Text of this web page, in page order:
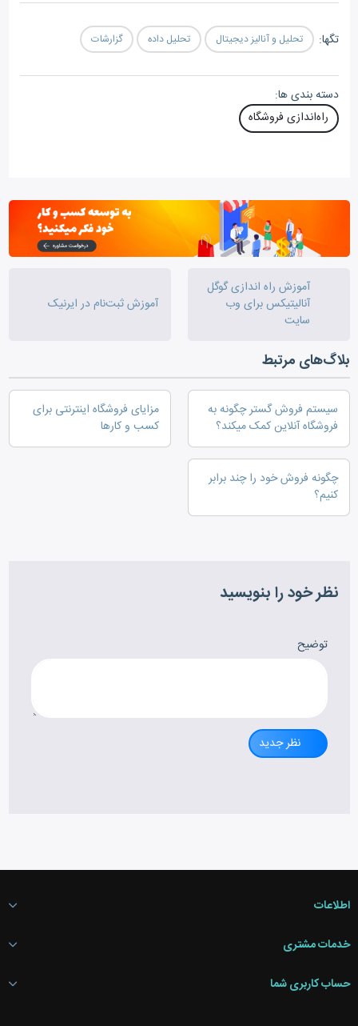
تگ‎ها: تحلیل و آنالیز دیجیتال تحلیل داده گزارشات
دسته بندی ها:
راه‌اندازی فروشگاه
آموزش راه اندازی گوگل
آنالیتیکس برای وب
سایت
آموزش ثبت‌نام در ایرنیک
بلاگ‌های مرتبط
سیستم فروش گستر چگونه به
فروشگاه آنلاین کمک میکند؟
مزایای فروشگاه اینترنتی برای
کسب و کارها
چگونه فروش خود را چند برابر
کنیم؟
نظر خود را بنویسید
توضیح
نظر جدید
اطلاعات
خدمات مشتری
حساب کاربری شما